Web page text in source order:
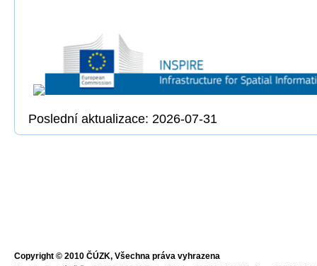
Poslední aktualizace: 2026-07-31
Copyright © 2010 ČÚZK, Všechna práva vyhrazena